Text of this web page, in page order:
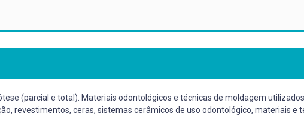
(parcial e total). Materiais odontológicos e técnicas de moldagem
revestimentos, ceras, sistemas cerâmicos de uso odontológico, materiais e